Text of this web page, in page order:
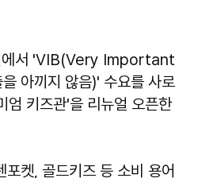
에서 'VIB(Very Important
아끼지 않음)' 수요를 사로
엄 키즈관'을 리뉴얼 오픈한
켓, 골드키즈 등 소비 용어